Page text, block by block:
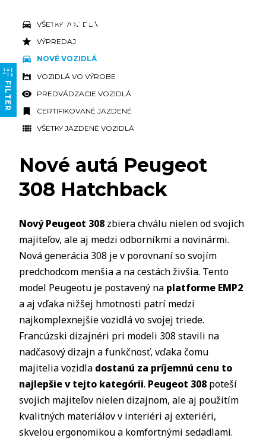
FILTER
VŠETKY VOZIDLÁ
VÝPREDAJ
NOVÉ VOZIDLÁ
VOZIDLÁ VO VÝROBE
PREDVÁDZACIE VOZIDLÁ
CERTIFIKOVANÉ JAZDENÉ
VŠETKY JAZDENÉ VOZIDLÁ
Nové autá Peugeot
308 Hatchback
Nový Peugeot 308 zbiera chválu nielen od svojich
majiteľov, ale aj medzi odborníkmi a novinármi.
Nová generácia 308 je v porovnaní so svojím
predchodcom menšia a na cestách živšia. Tento
model Peugeotu je postavený na platforme EMP2
a aj vďaka nižšej hmotnosti patrí medzi
najkomplexnejšie vozidlá vo svojej triede.
Francúzski dizajnéri pri modeli 308 stavili na
nadčasový dizajn a funkčnosť, vďaka čomu
majitelia vozidla dostanú za príjemnú cenu to
najlepšie v tejto kategórii. Peugeot 308 poteší
svojich majiteľov nielen dizajnom, ale aj použitím
kvalitných materiálov v interiéri aj exteriéri,
skvelou ergonomikou a komfortnými sedadlami.